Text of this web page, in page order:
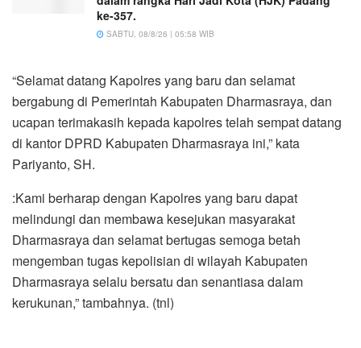
ke-357.
SABTU, 08/8/26 | 05:58 WIB
“Selamat datang Kapolres yang baru dan selamat
bergabung di Pemerintah Kabupaten Dharmasraya, dan
ucapan terimakasih kepada kapolres telah sempat datang
di kantor DPRD Kabupaten Dharmasraya ini,” kata
Pariyanto, SH.
:Kami berharap dengan Kapolres yang baru dapat
melindungi dan membawa kesejukan masyarakat
Dharmasraya dan selamat bertugas semoga betah
mengemban tugas kepolisian di wilayah Kabupaten
Dharmasraya selalu bersatu dan senantiasa dalam
kerukunan,” tambahnya. (tnl)